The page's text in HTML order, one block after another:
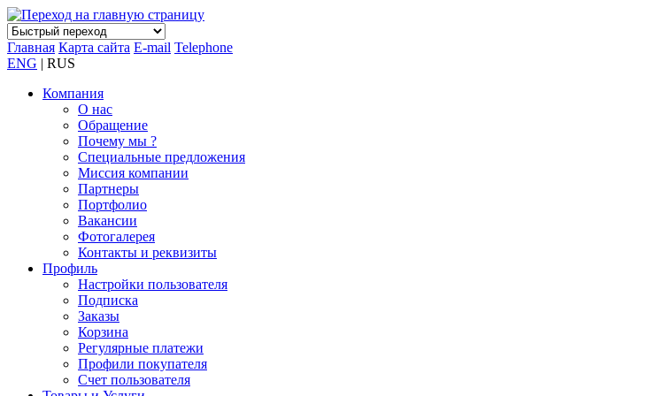
Главная Карта сайта E-mail Telephone
ENG | RUS
Компания
О нас
Обращение
Почему мы ?
Специальные предложения
Миссия компании
Партнеры
Портфолио
Вакансии
Фотогалерея
Контакты и реквизиты
Профиль
Настройки пользователя
Подписка
Заказы
Корзина
Регулярные платежи
Профили покупателя
Счет пользователя